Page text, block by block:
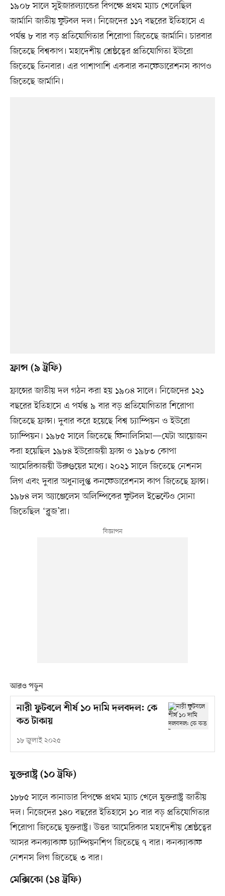
১৯০৮ সালে সুইজারল্যান্ডের বিপক্ষে প্রথম ম্যাচ খেলেছিল
জার্মানি জাতীয় ফুটবল দল। নিজেদের ১১৭ বছরের ইতিহাসে এ
পর্যন্ত ৮ বার বড় প্রতিযোগিতার শিরোপা জিতেছে জার্মানি। চারবার
জিতেছে বিশ্বকাপ। মহাদেশীয় শ্রেষ্ঠত্বের প্রতিযোগিতা ইউরো
জিতেছে তিনবার। এর পাশাপাশি একবার কনফেডারেশনস কাপও
জিতেছে জার্মানি।
ফ্রান্স (৯ ট্রফি)
ফ্রান্সের জাতীয় দল গঠন করা হয় ১৯০৪ সালে। নিজেদের ১২১
বছরের ইতিহাসে এ পর্যন্ত ৯ বার বড় প্রতিযোগিতার শিরোপা
জিতেছে ফ্রান্স। দুবার করে হয়েছে বিশ্ব চ্যাম্পিয়ন ও ইউরো
চ্যাম্পিয়ন। ১৯৮৫ সালে জিতেছে ফিনালিসিমা—যেটা আয়োজন
করা হয়েছিল ১৯৮৪ ইউরোজয়ী ফ্রান্স ও ১৯৮৩ কোপা
আমেরিকাজয়ী উরুগুয়ের মধ্যে। ২০২১ সালে জিতেছে নেশনস
লিগ এবং দুবার অধুনালুপ্ত কনফেডারেশনস কাপ জিতেছে ফ্রান্স।
১৯৮৪ লস অ্যাঞ্জেলেস অলিম্পিকের ফুটবল ইভেন্টেও সোনা
জিতেছিল ‘ব্লুজ’রা।
আরও পড়ুন
নারী ফুটবলে শীর্ষ ১০ দামি দলবদল: কে
কত টাকায়
১৮ জুলাই ২০২৫
যুক্তরাষ্ট্র (১০ ট্রফি)
১৮৮৫ সালে কানাডার বিপক্ষে প্রথম ম্যাচ খেলে যুক্তরাষ্ট্র জাতীয়
দল। নিজেদের ১৪০ বছরের ইতিহাসে ১০ বার বড় প্রতিযোগিতার
শিরোপা জিতেছে যুক্তরাষ্ট্র। উত্তর আমেরিকার মহাদেশীয় শ্রেষ্ঠত্বের
আসর কনক্যাকাফ চ্যাম্পিয়নশিপ জিতেছে ৭ বার। কনক্যাকাফ
নেশনস লিগ জিতেছে ৩ বার।
মেক্সিকো (১৪ ট্রফি)